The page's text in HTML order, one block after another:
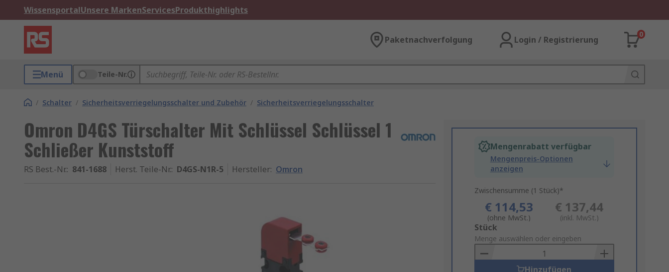
WissensportalUnsere MarkenServicesProdukthighlights
Paketnachverfolgung Login / Registrierung
0
Menü Teile-Nr.
/ Schalter / Sicherheitsverriegelungsschalter und Zubehör / Sicherheitsverriegelungsschalter
Omron D4GS Türschalter Mit Schlüssel Schlüssel 1
Schließer Kunststoff
RS Best.-Nr.: 841-1688 Herst. Teile-Nr.: D4GS-N1R-5 Hersteller: Omron
Mengenrabatt verfügbar
Mengenpreis-Optionen
anzeigen
Zwischensumme (1 Stück)*
€ 114,53
(ohne MwSt.)
€ 137,44
(inkl. MwSt.)
Add
to
Basket
Stück
Menge auswählen oder eingeben
Hinzufügen